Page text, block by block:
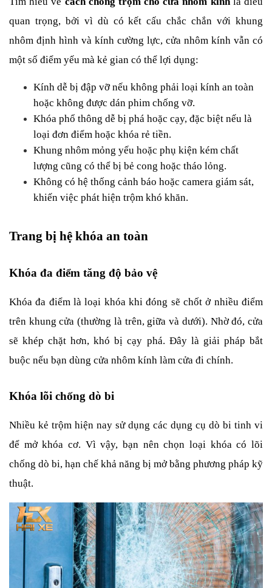
quan trọng, bởi vì dù có kết cấu chắc chắn với khung
nhôm định hình và kính cường lực, cửa nhôm kính vẫn có
một số điểm yếu mà kẻ gian có thể lợi dụng:
Kính dễ bị đập vỡ nếu không phải loại kính an toàn
hoặc không được dán phim chống vỡ.
Khóa phổ thông dễ bị phá hoặc cạy, đặc biệt nếu là
loại đơn điểm hoặc khóa rẻ tiền.
Khung nhôm mỏng yếu hoặc phụ kiện kém chất
lượng cũng có thể bị bẻ cong hoặc tháo lỏng.
Không có hệ thống cảnh báo hoặc camera giám sát,
khiến việc phát hiện trộm khó khăn.
Trang bị hệ khóa an toàn
Khóa đa điểm tăng độ bảo vệ
Khóa đa điểm là loại khóa khi đóng sẽ chốt ở nhiều điểm
trên khung cửa (thường là trên, giữa và dưới). Nhờ đó, cửa
sẽ khép chặt hơn, khó bị cạy phá. Đây là giải pháp bắt
buộc nếu bạn dùng cửa nhôm kính làm cửa đi chính.
Khóa lõi chống dò bi
Nhiều kẻ trộm hiện nay sử dụng các dụng cụ dò bi tinh vi
để mở khóa cơ. Vì vậy, bạn nên chọn loại khóa có lõi
chống dò bi, hạn chế khả năng bị mở bằng phương pháp kỹ
thuật.